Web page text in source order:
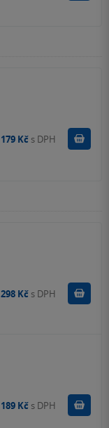
179 Kč s DPH Koupit
298 Kč s DPH Koupit
189 Kč s DPH Koupit